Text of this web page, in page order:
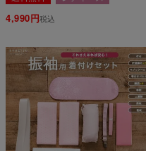
4,990 税込